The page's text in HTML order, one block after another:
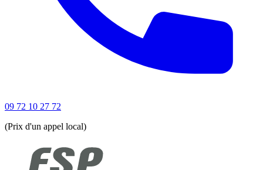
09 72 10 27 72
(Prix d'un appel local)